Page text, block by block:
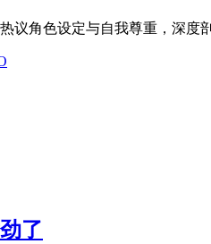
角色设定与自我尊重，深度剖
了